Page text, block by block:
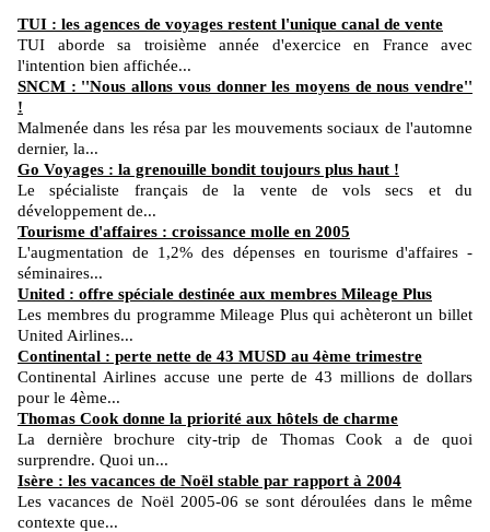
TUI : les agences de voyages restent l'unique canal de vente
TUI aborde sa troisième année d'exercice en France avec
l'intention bien affichée...
SNCM : ''Nous allons vous donner les moyens de nous vendre''
!
Malmenée dans les résa par les mouvements sociaux de l'automne
dernier, la...
Go Voyages : la grenouille bondit toujours plus haut !
Le spécialiste français de la vente de vols secs et du
développement de...
Tourisme d'affaires : croissance molle en 2005
L'augmentation de 1,2% des dépenses en tourisme d'affaires -
séminaires...
United : offre spéciale destinée aux membres Mileage Plus
Les membres du programme Mileage Plus qui achèteront un billet
United Airlines...
Continental : perte nette de 43 MUSD au 4ème trimestre
Continental Airlines accuse une perte de 43 millions de dollars
pour le 4ème...
Thomas Cook donne la priorité aux hôtels de charme
La dernière brochure city-trip de Thomas Cook a de quoi
surprendre. Quoi un...
Isère : les vacances de Noël stable par rapport à 2004
Les vacances de Noël 2005-06 se sont déroulées dans le même
contexte que...